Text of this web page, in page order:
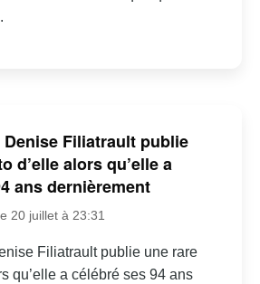
Denise Filiatrault publie
d’elle alors qu’elle a
ans dernièrement
20 juillet à 23:31
Filiatrault publie une rare
qu’elle a célébré ses 94 ans